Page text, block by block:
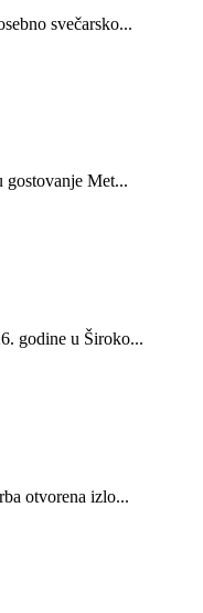
svečarsko...
Met...
godine u Široko...
otvorena izlo...